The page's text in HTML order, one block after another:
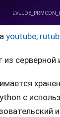
youtube,
из серверной
с